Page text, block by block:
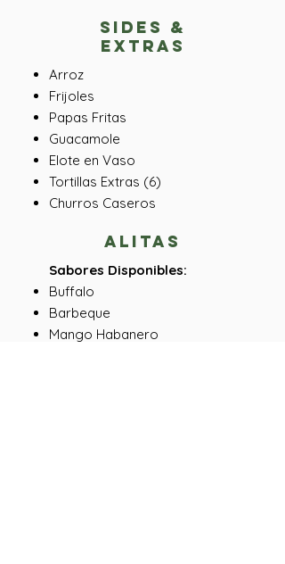
sides &
extras
Arroz
Frijoles
Papas Fritas
Guacamole​
Elote en Vaso
Tortillas Extras (6)
Churros Caseros
alitas
Sabores Disponibles:
Buffalo
Barbeque
Mango Habanero​